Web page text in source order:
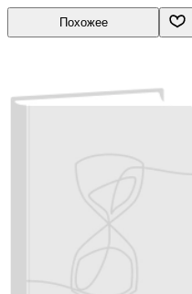
Похожее